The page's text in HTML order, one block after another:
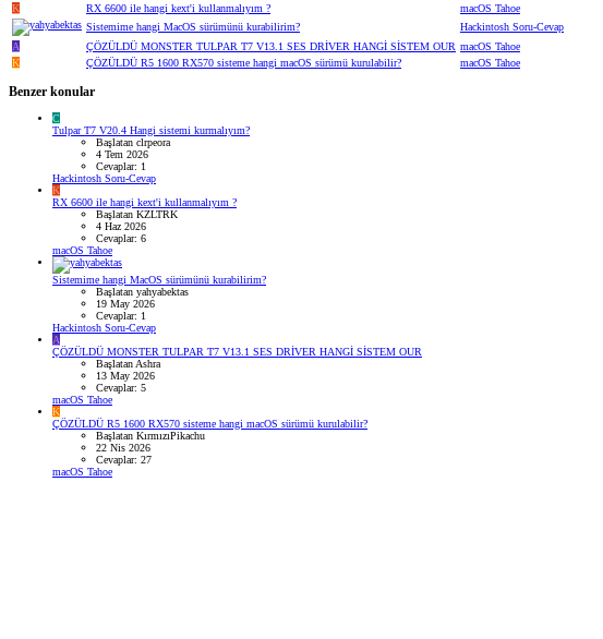
K
RX 6600 ile hangi kext'i kullanmalıyım ?
macOS Tahoe
Sistemime hangi MacOS sürümünü kurabilirim?
Hackintosh Soru-Cevap
A
ÇÖZÜLDÜ MONSTER TULPAR T7 V13.1 SES DRİVER HANGİ SİSTEM OUR macOS Tahoe
K
ÇÖZÜLDÜ R5 1600 RX570 sisteme hangi macOS sürümü kurulabilir? macOS Tahoe
Benzer konular
C
Tulpar T7 V20.4 Hangi sistemi kurmalıyım?
Başlatan clrpeora
4 Tem 2026
Cevaplar: 1
Hackintosh Soru-Cevap
K
RX 6600 ile hangi kext'i kullanmalıyım ?
Başlatan KZLTRK
4 Haz 2026
Cevaplar: 6
macOS Tahoe
Sistemime hangi MacOS sürümünü kurabilirim?
Başlatan yahyabektas
19 May 2026
Cevaplar: 1
Hackintosh Soru-Cevap
A
ÇÖZÜLDÜ MONSTER TULPAR T7 V13.1 SES DRİVER HANGİ SİSTEM OUR
Başlatan Ashra
13 May 2026
Cevaplar: 5
macOS Tahoe
K
ÇÖZÜLDÜ R5 1600 RX570 sisteme hangi macOS sürümü kurulabilir?
Başlatan KırmızıPikachu
22 Nis 2026
Cevaplar: 27
macOS Tahoe